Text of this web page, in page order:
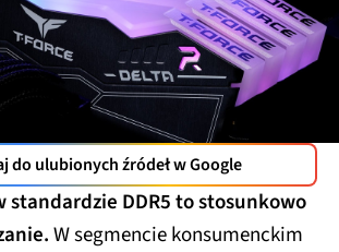
do ulubionych źródeł w Google
standardzie DDR5 to stosunkowo
W segmencie konsumenckim